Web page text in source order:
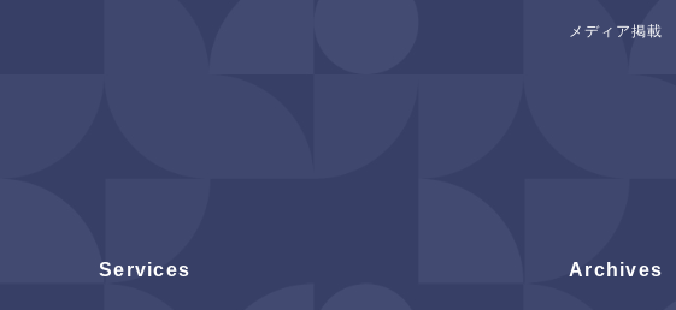
メディア掲載
Services Archives